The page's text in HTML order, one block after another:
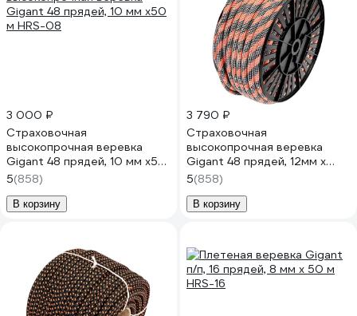
3 000 ₽
Страховочная
высокопрочная веревка
Gigant 48 прядей, 10 мм х50
м HRS-08
5(858)
В корзину
3 790 ₽
Страховочная
высокопрочная веревка
Gigant 48 прядей, 12мм х
50м HRS-02
5(858)
В корзину